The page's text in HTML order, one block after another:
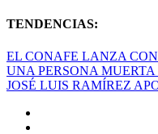
TENDENCIAS:
EL CONAFE LANZA
UNA PERSONA MUERTA
JOSÉ LUIS RAMÍREZ